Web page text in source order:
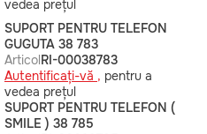
vedea prețul
SUPORT PENTRU TELEFON
GUGUTA 38 783
ArticolRI-00038783
Autentificați-vă , pentru a
vedea prețul
SUPORT PENTRU TELEFON (
SMILE ) 38 785